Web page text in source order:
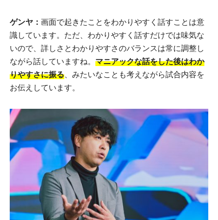
ゲンヤ： 画面で起きたことをわかりやすく話すことは意
識しています。ただ、わかりやすく話すだけでは味気な
いので、詳しさとわかりやすさのバランスは常に調整し
ながら話していますね。 マニアックな話をした後はわか
りやすさに振る、みたいなことも考えながら試合内容を
お伝えしています。